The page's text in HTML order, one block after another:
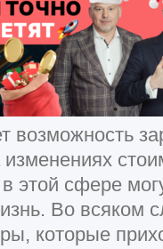
этой сфере
Во всяком
которые